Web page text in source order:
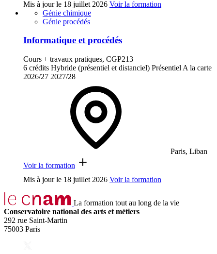
Mis à jour le 18 juillet 2026 Voir la formation
Génie chimique
Génie procédés
Informatique et procédés
Cours + travaux pratiques, CGP213
6 crédits Hybride (présentiel et distanciel) Présentiel A la carte
2026/27 2027/28
Paris, Liban
Voir la formation
Mis à jour le 18 juillet 2026 Voir la formation
La formation tout au long de la vie
Conservatoire national des arts et métiers
292 rue Saint-Martin
75003 Paris